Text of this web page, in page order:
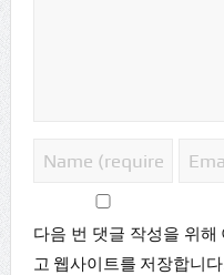
다음 번 댓글 작성을 위해
고 웹사이트를 저장합니다.